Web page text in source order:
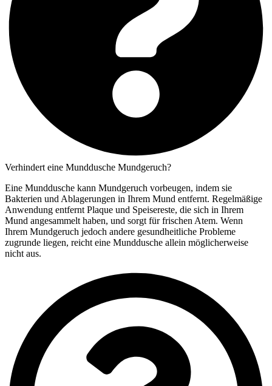
Verhindert eine Munddusche Mundgeruch?
Eine Munddusche kann Mundgeruch vorbeugen, indem sie
Bakterien und Ablagerungen in Ihrem Mund entfernt. Regelmäßige
Anwendung entfernt Plaque und Speisereste, die sich in Ihrem
Mund angesammelt haben, und sorgt für frischen Atem. Wenn
Ihrem Mundgeruch jedoch andere gesundheitliche Probleme
zugrunde liegen, reicht eine Munddusche allein möglicherweise
nicht aus.